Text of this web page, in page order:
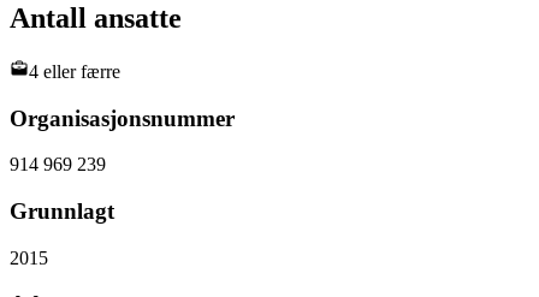
Antall ansatte
4 eller færre
Organisasjonsnummer
914 969 239
Grunnlagt
2015